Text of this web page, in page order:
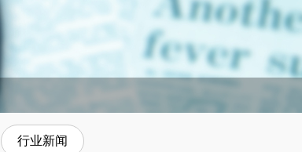
行业新闻